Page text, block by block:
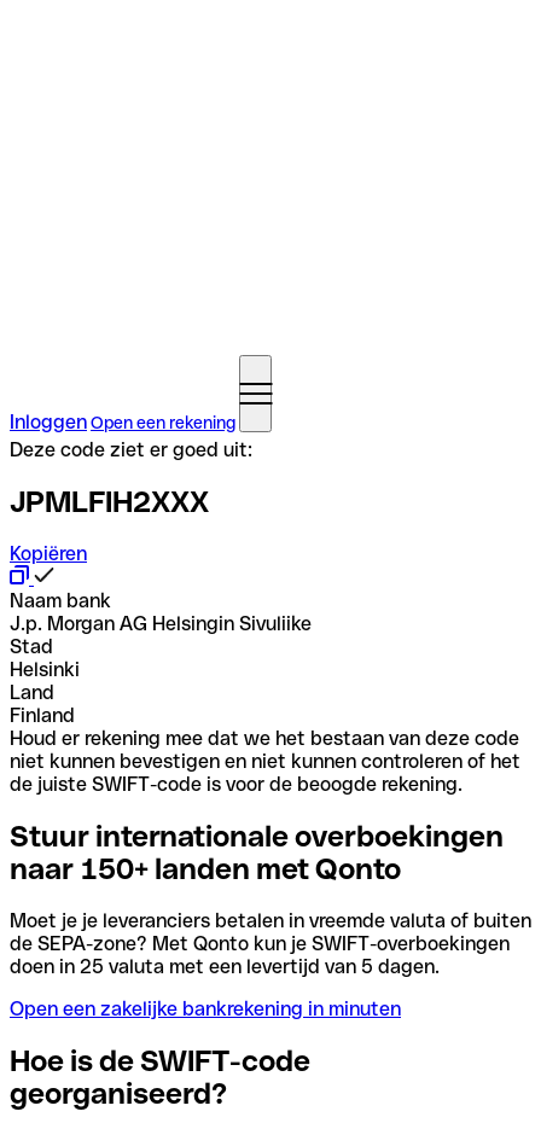
InloggenOpen een rekening
Deze code ziet er goed uit:
JPMLFIH2XXX
Kopiëren
Naam bank
J.p. Morgan AG Helsingin Sivuliike
Stad
Helsinki
Land
Finland
Houd er rekening mee dat we het bestaan van deze code
niet kunnen bevestigen en niet kunnen controleren of het
de juiste SWIFT-code is voor de beoogde rekening.
Stuur internationale overboekingen
naar 150+ landen met Qonto
Moet je je leveranciers betalen in vreemde valuta of buiten
de SEPA-zone? Met Qonto kun je SWIFT-overboekingen
doen in 25 valuta met een levertijd van 5 dagen.
Open een zakelijke bankrekening in minuten
Hoe is de SWIFT-code
georganiseerd?